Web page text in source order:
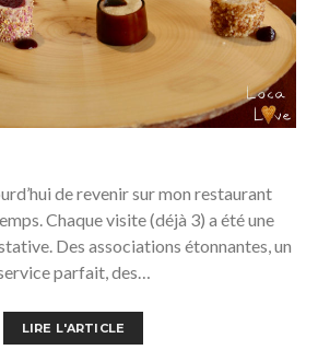
de revenir sur mon restaurant
Chaque visite (déjà 3) a été une
Des associations étonnantes, un
parfait, des…
LIRE L'ARTICLE